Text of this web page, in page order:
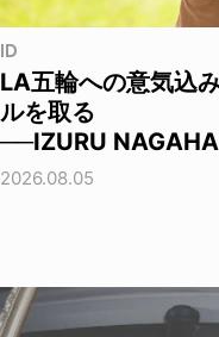
ID
LA五輪への意気込
ルを取る
──IZURU
2026.08.05